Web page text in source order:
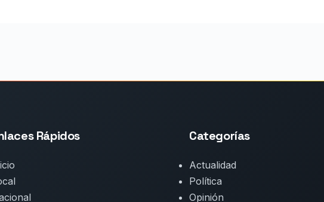
Rápidos Categorías
Actualidad
Política
Opinión